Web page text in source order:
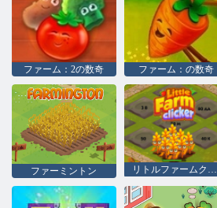
ファーム：2の数奇 ファーム：の数奇
ファーミントン リトルファームクリッカー